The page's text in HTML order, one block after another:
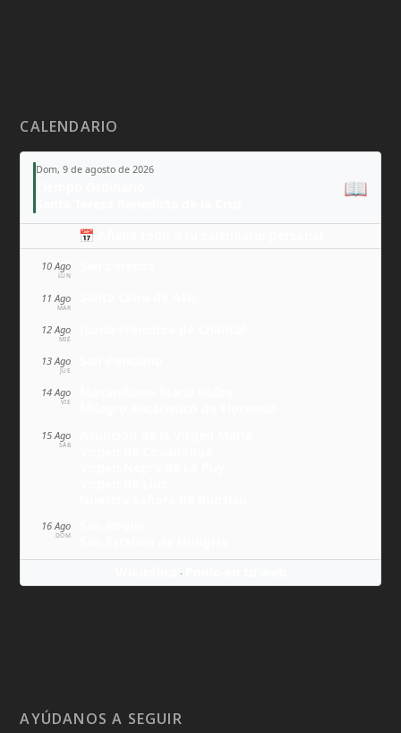
CALENDARIO
Dom, 9 de agosto de 2026
📖
📅 Añade todo a tu calendario personal
10 Ago
LUN
11 Ago
MAR
12 Ago
MIÉ
13 Ago
JUE
14 Ago
VIE
15 Ago
SÁB
16 Ago
DOM
·
AYÚDANOS A SEGUIR